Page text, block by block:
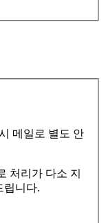
메일로 별도 안
처리가 다소 지
립니다.